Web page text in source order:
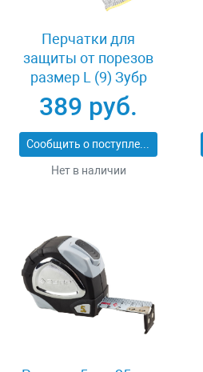
Перчатки для
защиты от порезов
размер L (9) Зубр
11277-L
389 руб.
Сообщить о поступлении
Нет в наличии